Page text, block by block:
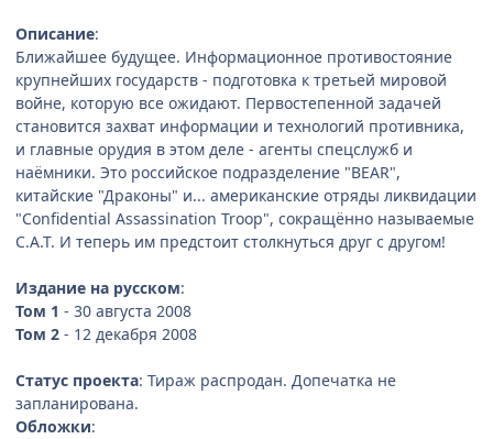
Описание:
Ближайшее будущее. Информационное противостояние
крупнейших государств - подготовка к третьей мировой
войне, которую все ожидают. Первостепенной задачей
становится захват информации и технологий противника,
и главные орудия в этом деле - агенты спецслужб и
наёмники. Это российское подразделение "BEAR",
китайские "Драконы" и... американские отряды ликвидации
"Confidential Assassination Troop", сокращённо называемые
C.A.T. И теперь им предстоит столкнуться друг с другом!
Издание на русском:
Том 1 - 30 августа 2008
Том 2 - 12 декабря 2008
Статус проекта: Тираж распродан. Допечатка не
запланирована.
Обложки: